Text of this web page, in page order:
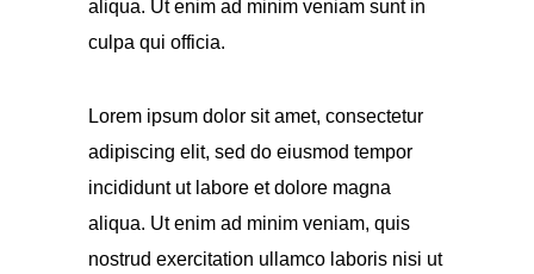
aliqua. Ut enim ad minim veniam sunt in
culpa qui officia.
Lorem ipsum dolor sit amet, consectetur
adipiscing elit, sed do eiusmod tempor
incididunt ut labore et dolore magna
aliqua. Ut enim ad minim veniam, quis
nostrud exercitation ullamco laboris nisi ut